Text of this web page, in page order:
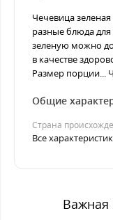
Чечевица
разные блюда
зеленую можно
в качестве
Размер порции...
Общие
Страна
Все
Важная